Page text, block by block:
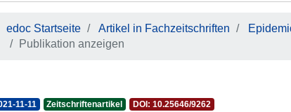
edoc Startseite Artikel in Fachzeitschriften
Publikation anzeigen
11-11 Zeitschriftenartikel DOI: 10.25646/9262